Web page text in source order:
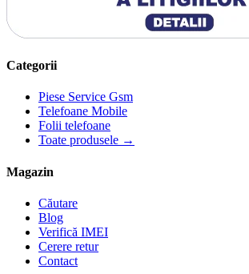
Categorii
Piese Service Gsm
Telefoane Mobile
Folii telefoane
Toate produsele →
Magazin
Căutare
Blog
Verifică IMEI
Cerere retur
Contact